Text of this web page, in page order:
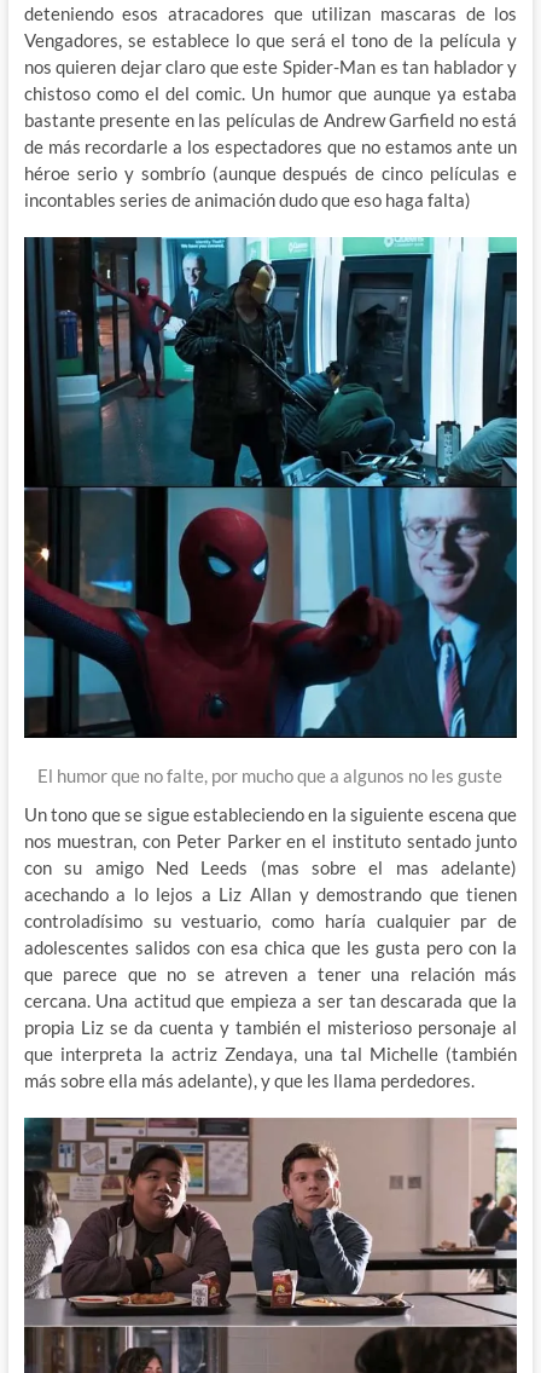
deteniendo esos atracadores que utilizan mascaras de los
Vengadores, se establece lo que será el tono de la película y
nos quieren dejar claro que este Spider-Man es tan hablador y
chistoso como el del comic. Un humor que aunque ya estaba
bastante presente en las películas de Andrew Garfield no está
de más recordarle a los espectadores que no estamos ante un
héroe serio y sombrío (aunque después de cinco películas e
incontables series de animación dudo que eso haga falta)
El humor que no falte, por mucho que a algunos no les guste
Un tono que se sigue estableciendo en la siguiente escena que
nos muestran, con Peter Parker en el instituto sentado junto
con su amigo Ned Leeds (mas sobre el mas adelante)
acechando a lo lejos a Liz Allan y demostrando que tienen
controladísimo su vestuario, como haría cualquier par de
adolescentes salidos con esa chica que les gusta pero con la
que parece que no se atreven a tener una relación más
cercana. Una actitud que empieza a ser tan descarada que la
propia Liz se da cuenta y también el misterioso personaje al
que interpreta la actriz Zendaya, una tal Michelle (también
más sobre ella más adelante), y que les llama perdedores.